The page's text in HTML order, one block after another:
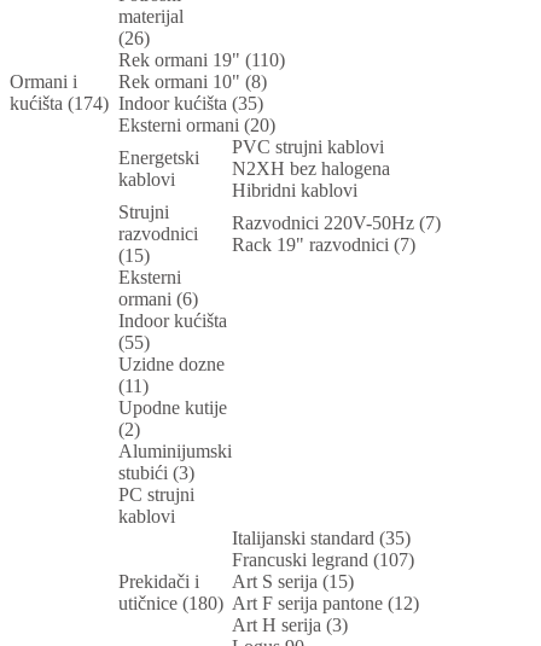
materijal
(26)
Ormani i
kućišta (174)
Rek ormani 19" (110)
Rek ormani 10" (8)
Indoor kućišta (35)
Eksterni ormani (20)
Energetski
kablovi
PVC strujni kablovi
N2XH bez halogena
Hibridni kablovi
Strujni
razvodnici
(15)
Razvodnici 220V-50Hz (7)
Rack 19" razvodnici (7)
Eksterni
ormani (6)
Indoor kućišta
(55)
Uzidne dozne
(11)
Upodne kutije
(2)
Aluminijumski
stubići (3)
PC strujni
kablovi
Prekidači i
utičnice (180)
Italijanski standard (35)
Francuski legrand (107)
Art S serija (15)
Art F serija pantone (12)
Art H serija (3)